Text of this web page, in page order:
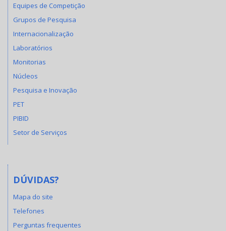
Equipes de Competição
Grupos de Pesquisa
Internacionalização
Laboratórios
Monitorias
Núcleos
Pesquisa e Inovação
PET
PIBID
Setor de Serviços
DÚVIDAS?
Mapa do site
Telefones
Perguntas frequentes